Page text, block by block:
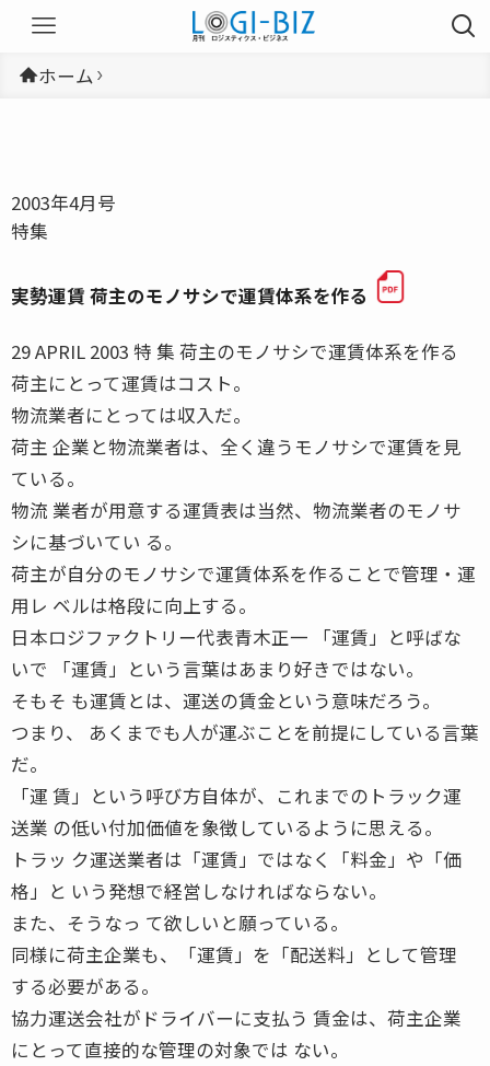
ホーム
2003年4月号
特集
実勢運賃 荷主のモノサシで運賃体系を作る
29 APRIL 2003 特 集 荷主のモノサシで運賃体系を作る
荷主にとって運賃はコスト。
物流業者にとっては収入だ。
荷主 企業と物流業者は、全く違うモノサシで運賃を見
ている。
物流 業者が用意する運賃表は当然、物流業者のモノサ
シに基づいてい る。
荷主が自分のモノサシで運賃体系を作ることで管理・運
用レ ベルは格段に向上する。
日本ロジファクトリー代表青木正一 「運賃」と呼ばな
いで 「運賃」という言葉はあまり好きではない。
そもそ も運賃とは、運送の賃金という意味だろう。
つまり、 あくまでも人が運ぶことを前提にしている言葉
だ。
「運 賃」という呼び方自体が、これまでのトラック運
送業 の低い付加価値を象徴しているように思える。
トラッ ク運送業者は「運賃」ではなく「料金」や「価
格」と いう発想で経営しなければならない。
また、そうなっ て欲しいと願っている。
同様に荷主企業も、「運賃」を「配送料」として管理
する必要がある。
協力運送会社がドライバーに支払う 賃金は、荷主企業
にとって直接的な管理の対象では ない。